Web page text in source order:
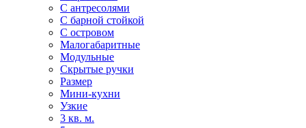
С антресолями
С барной стойкой
С островом
Малогабаритные
Модульные
Скрытые ручки
Размер
Мини-кухни
Узкие
3 кв. м.